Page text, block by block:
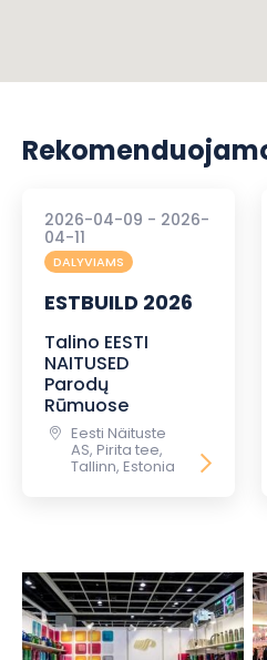
2026-04-09 - 2026-
04-11
DALYVIAMS
ESTBUILD 2026
Talino EESTI
NAITUSED
Parodų
Rūmuose
Eesti Näituste
AS, Pirita tee,
Tallinn, Estonia